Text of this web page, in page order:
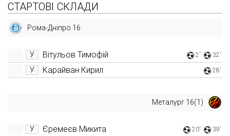
СТАРТОВІ СКЛАДИ
Рома-Дніпро 16
У Вітульов Тимофій 2' 32'
У Карайван Кирил 28'
Металург 16(1)
У Єремеєв Микита 20' 39'